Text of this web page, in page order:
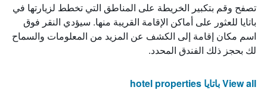
تصفح وقم بتكبير الخريطة على المناطق التي تخطط لزيارتها في
باتايا للعثور على أماكن الإقامة القريبة منها. سيؤدي النقر فوق
اسم مكان إقامة إلى الكشف عن المزيد من المعلومات والسماح
لك بحجز ذلك الفندق المحدد.
View all باتايا hotel properties